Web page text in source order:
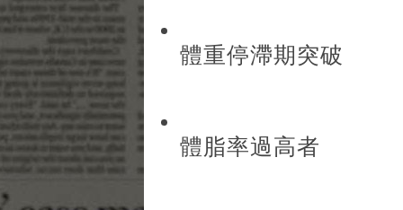
體重停滯期突破
體脂率過高者